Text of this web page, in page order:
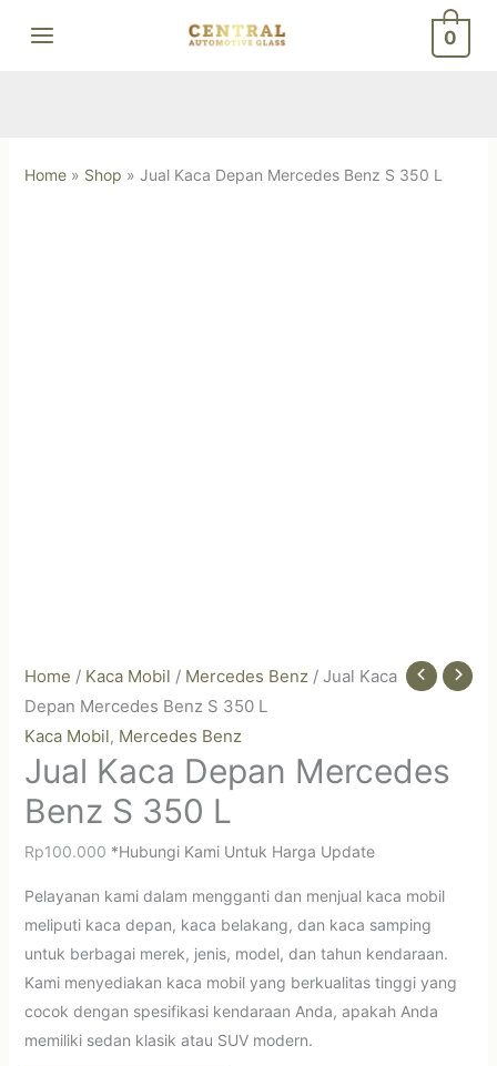
0
Home» Shop » Jual Kaca Depan Mercedes Benz S 350 L
Home / Kaca Mobil / Mercedes Benz/ Jual Kaca
Depan Mercedes Benz S 350 L
Kaca Mobil, Mercedes Benz
Jual Kaca Depan Mercedes
Benz S 350 L
Rp100.000 *Hubungi Kami Untuk Harga Update
Pelayanan kami dalam mengganti dan menjual kaca mobil
meliputi kaca depan, kaca belakang, dan kaca samping
untuk berbagai merek, jenis, model, dan tahun kendaraan.
Kami menyediakan kaca mobil yang berkualitas tinggi yang
cocok dengan spesifikasi kendaraan Anda, apakah Anda
memiliki sedan klasik atau SUV modern.